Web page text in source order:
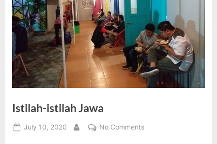
Istilah-istilah Jawa
Posted
July 10, 2020
By
No Commentson